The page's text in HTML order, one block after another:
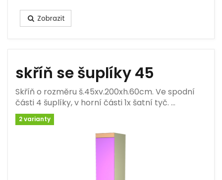
Zobrazit
skříň se šuplíky 45
Skříň o rozměru š.45xv.200xh.60cm. Ve spodní
části 4 šuplíky, v horní části 1x šatní tyč. …
2 varianty